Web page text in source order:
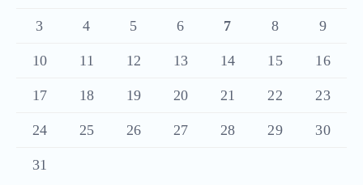
3 4 5 6 7 8 9
10 11 12 13 14 15 16
17 18 19 20 21 22 23
24 25 26 27 28 29 30
31